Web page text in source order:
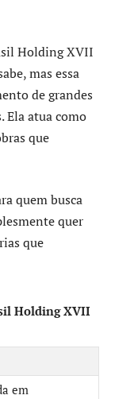
Holding XVII
mas essa
de grandes
Ela atua como
que
quem busca
quer
que
Holding XVII
em